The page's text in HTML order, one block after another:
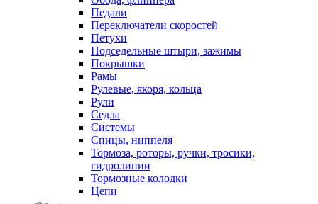
Педали
Переключатели скоростей
Петухи
Подседельные штыри, зажимы
Покрышки
Рамы
Рулевые, якоря, кольца
Рули
Седла
Системы
Спицы, ниппеля
Тормоза, роторы, ручки, тросики,
гидролинии
Тормозные колодки
Цепи